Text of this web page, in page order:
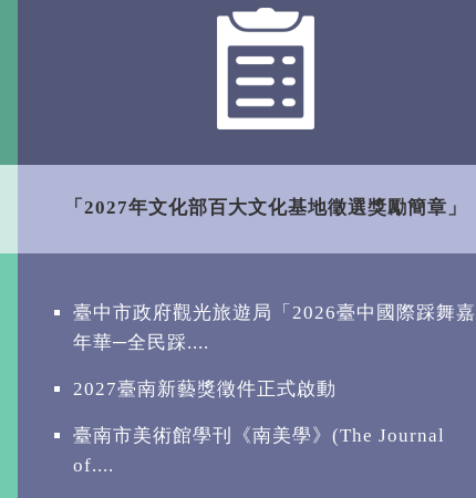
「2027年文化部百大文化基地徵選獎勵簡章」
臺中市政府觀光旅遊局「2026臺中國際踩舞嘉
年華─全民踩....
2027臺南新藝獎徵件正式啟動
臺南市美術館學刊《南美學》(The Journal
of....